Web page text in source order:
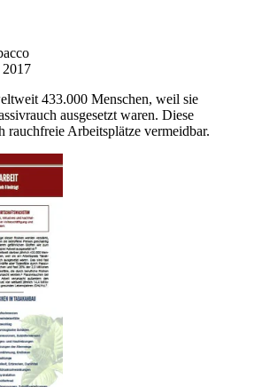
433.000 Menschen, weil sie
ausgesetzt waren. Diese
rauchfreie Arbeitsplätze vermeidbar.